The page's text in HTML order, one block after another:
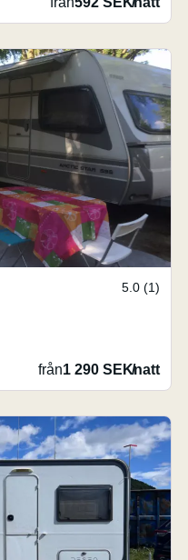
5.0 (1)
från1 290 SEK/natt